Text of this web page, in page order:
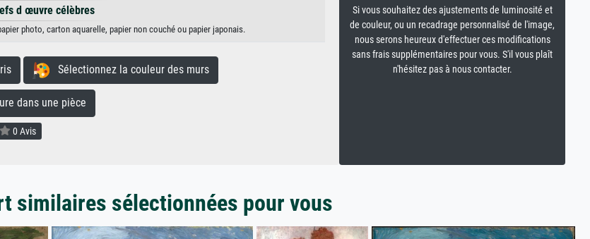
d œuvre célèbres
photo, carton aquarelle, papier non couché ou papier japonais.
Sélectionnez la couleur des murs
dans une pièce
0 Avis
Si vous souhaitez des ajustements de luminosité et
de couleur, ou un recadrage personnalisé de l'image,
nous serons heureux d'effectuer ces modifications
sans frais supplémentaires pour vous. S'il vous plaît
n'hésitez pas à nous contacter.
similaires sélectionnées pour vous